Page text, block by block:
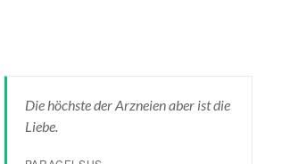
Die höchste der Arzneien aber ist die
Liebe.